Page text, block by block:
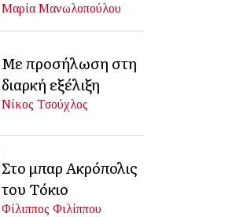
Μαρία Μανωλοπούλου
Με προσήλωση στη
διαρκή εξέλιξη
Νίκος Τσούχλος
Στο μπαρ Ακρόπολις
του Τόκιο
Φίλιππος Φιλίππου